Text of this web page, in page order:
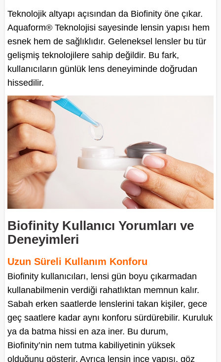
Teknolojik altyapı açısından da Biofinity öne çıkar.
Aquaform® Teknolojisi sayesinde lensin yapısı hem
esnek hem de sağlıklıdır. Geleneksel lensler bu tür
gelişmiş teknolojilere sahip değildir. Bu fark,
kullanıcıların günlük lens deneyiminde doğrudan
hissedilir.
Biofinity Kullanıcı Yorumları ve
Deneyimleri
Uzun Süreli Kullanım Konforu
Biofinity kullanıcıları, lensi gün boyu çıkarmadan
kullanabilmenin verdiği rahatlıktan memnun kalır.
Sabah erken saatlerde lenslerini takan kişiler, gece
geç saatlere kadar aynı konforu sürdürebilir. Kuruluk
ya da batma hissi en aza iner. Bu durum,
Biofinity’nin nem tutma kabiliyetinin yüksek
olduğunu gösterir. Ayrıca lensin ince yapısı, göz